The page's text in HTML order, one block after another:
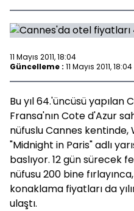
11 Mayıs 2011, 18:04
Güncelleme : 11 Mayıs 2011, 18:04
Bu yıl 64.'üncüsü yapılan
Fransa'nın Cote d'Azur
nüfusluCannes kentinde,
"Midnight in Paris" adlı
baslıyor. 12 gün sürecek
nüfusu 200 bine
konaklama fiyatları da
ulaştı.